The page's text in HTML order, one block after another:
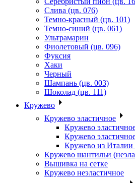
Слива (цв. 076)
Темно-красный (цв. 101)
Темно-синий (цв. 061)
Ультрамарин
Фиолетовый (цв. 096)
Фуксия
Хаки
Черный
Шампань (цв. 003)
Шоколад (цв. 111)
Кружево
Кружево эластичное
Кружево
Кружево
Кружево из
Кружево шантильи
Вышивка на сетке
Кружево неэластичное